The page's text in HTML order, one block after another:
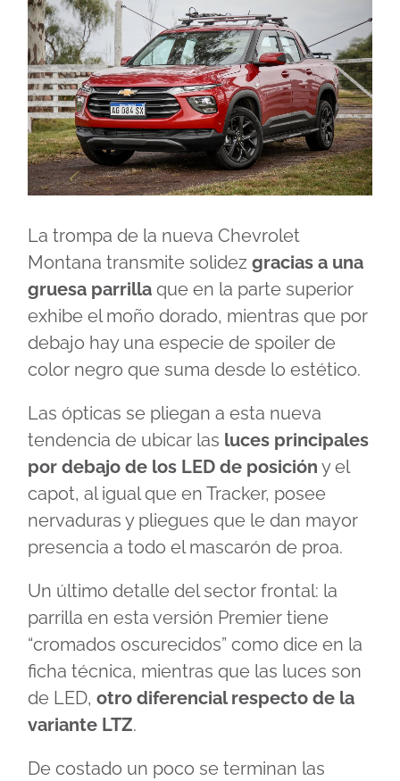
La trompa de la nueva Chevrolet
Montana transmite solidez gracias a una
gruesa parrilla que en la parte superior
exhibe el moño dorado, mientras que por
debajo hay una especie de spoiler de
color negro que suma desde lo estético.
Las ópticas se pliegan a esta nueva
tendencia de ubicar las luces principales
por debajo de los LED de posición y el
capot, al igual que en Tracker, posee
nervaduras y pliegues que le dan mayor
presencia a todo el mascarón de proa.
Un último detalle del sector frontal: la
parrilla en esta versión Premier tiene
“cromados oscurecidos” como dice en la
ficha técnica, mientras que las luces son
de LED, otro diferencial respecto de la
variante LTZ.
De costado un poco se terminan las